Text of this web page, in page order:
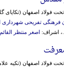
فولاد اصفهان (تکایای
فرهنگی‌ تفریحی شهرداری
اصغر منتظر القائم
فولاد اصفهان (تکیه